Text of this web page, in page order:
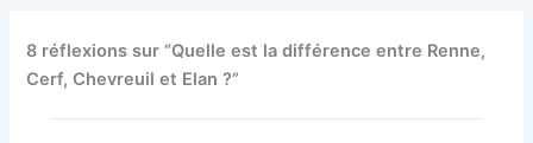
8 réflexions sur “Quelle est la différence entre Renne,
Cerf, Chevreuil et Elan ?”